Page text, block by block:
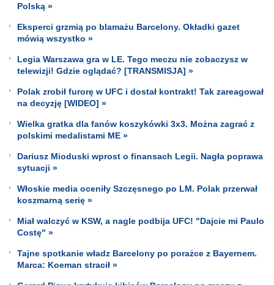
Polską »
Eksperci grzmią po blamażu Barcelony. Okładki gazet
mówią wszystko »
Legia Warszawa gra w LE. Tego meczu nie zobaczysz w
telewizji! Gdzie oglądać? [TRANSMISJA] »
Polak zrobił furorę w UFC i dostał kontrakt! Tak zareagował
na decyzję [WIDEO] »
Wielka gratka dla fanów koszykówki 3x3. Można zagrać z
polskimi medalistami ME »
Dariusz Mioduski wprost o finansach Legii. Nagła poprawa
sytuacji »
Włoskie media oceniły Szczęsnego po LM. Polak przerwał
koszmarną serię »
Miał walczyć w KSW, a nagle podbija UFC! "Dajcie mi Paulo
Costę" »
Tajne spotkanie władz Barcelony po porażce z Bayernem.
Marca: Koeman stracił »